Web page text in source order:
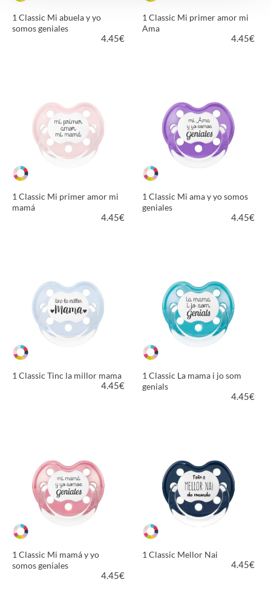
1 Classic Mi abuela y yo
somos geniales
4.45€
1 Classic Mi primer amor mi
Ama
4.45€
1 Classic Mi primer amor mi
mamá
4.45€
1 Classic Mi ama y yo somos
geniales
4.45€
1 Classic Tinc la millor mama
4.45€
1 Classic La mama i jo som
genials
4.45€
1 Classic Mi mamá y yo
somos geniales
4.45€
1 Classic Mellor Nai
4.45€